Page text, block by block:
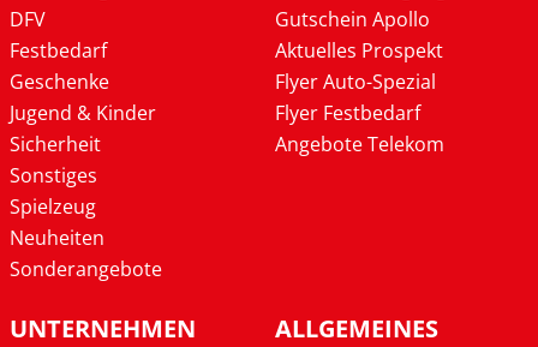
DFV
Festbedarf
Geschenke
Jugend & Kinder
Sicherheit
Sonstiges
Spielzeug
Neuheiten
Sonderangebote
Gutschein Apollo
Aktuelles Prospekt
Flyer Auto-Spezial
Flyer Festbedarf
Angebote Telekom
UNTERNEHMEN ALLGEMEINES